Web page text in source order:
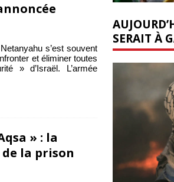
s’est souvent
et éliminer toutes
» d’Israël. L’armée
» : la
la prison
SERAIT À